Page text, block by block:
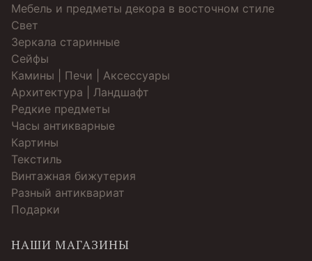
Мебель и предметы декора в восточном стиле
Свет
Зеркала старинные
Cейфы
Камины | Печи | Аксессуары
Архитектура | Ландшафт
Редкие предметы
Часы антикварные
Картины
Текстиль
Винтажная бижутерия
Разный антиквариат
Подарки
НАШИ МАГАЗИНЫ